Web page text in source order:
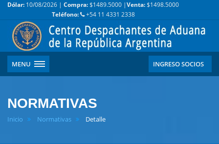
Dólar: 10/08/2026 | Compra:$1489.5000 |Venta:$1498.5000
Teléfono:
+54 11 4331 2338
MENU INGRESO SOCIOS
NORMATIVAS
Inicio Normativas Detalle